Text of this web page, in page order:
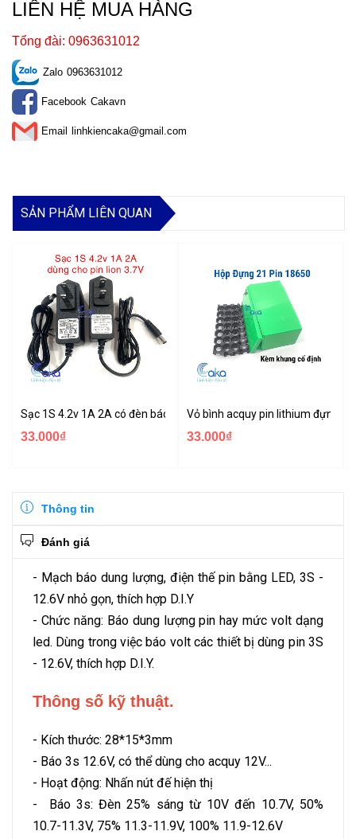
LIÊN HỆ MUA HÀNG
Tổng đài: 0963631012
Zalo 0963631012
Facebook Cakavn
Email linhkiencaka@gmail.com
SẢN PHẨM LIÊN QUAN
Sạc 1S 4.2v 1A 2A có đèn báo đầy chuyên sạc pin Li-ion 3.7v
33.000₫
Vỏ bình acquy pin lithium đựng
33.000₫
Thông tin
Đánh giá
- Mạch báo dung lượng, điện thế pin bằng LED, 3S -
12.6V nhỏ gọn, thích hợp D.I.Y
- Chức năng: Báo dung lượng pin hay mức volt dạng
led. Dùng trong việc báo volt các thiết bị dùng pin 3S
- 12.6V, thích hợp D.I.Y.
Thông số kỹ thuật.
- Kích thước: 28*15*3mm
- Báo 3s 12.6V, có thể dùng cho acquy 12V...
- Hoạt động: Nhấn nút đế hiện thị
- Báo 3s: Đèn 25% sáng từ 10V đến 10.7V, 50%
10.7-11.3V, 75% 11.3-11.9V, 100% 11.9-12.6V